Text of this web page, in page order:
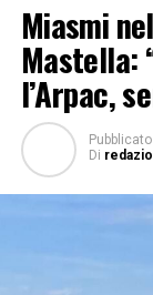
Miasmi
Mastella:
l’Arpac,
Pubblicato
Di